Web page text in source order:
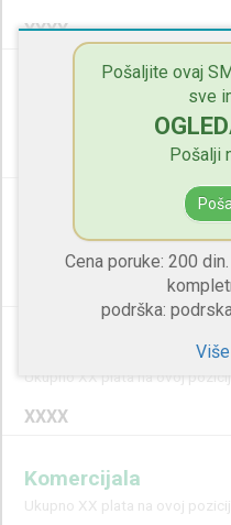
Pošaljite ovaj
sve
Pošalji
Cena poruke: 200
podrška:
XXXX
Ukupno XX plata na ovoj
Ukupno XX plata na ovoj poziciji
XXXX
Komercijala
Ukupno XX plata na ovoj